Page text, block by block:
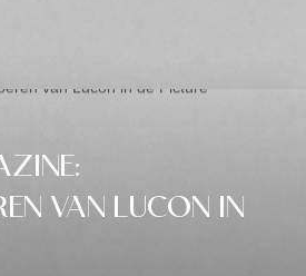
VAN LUCON IN